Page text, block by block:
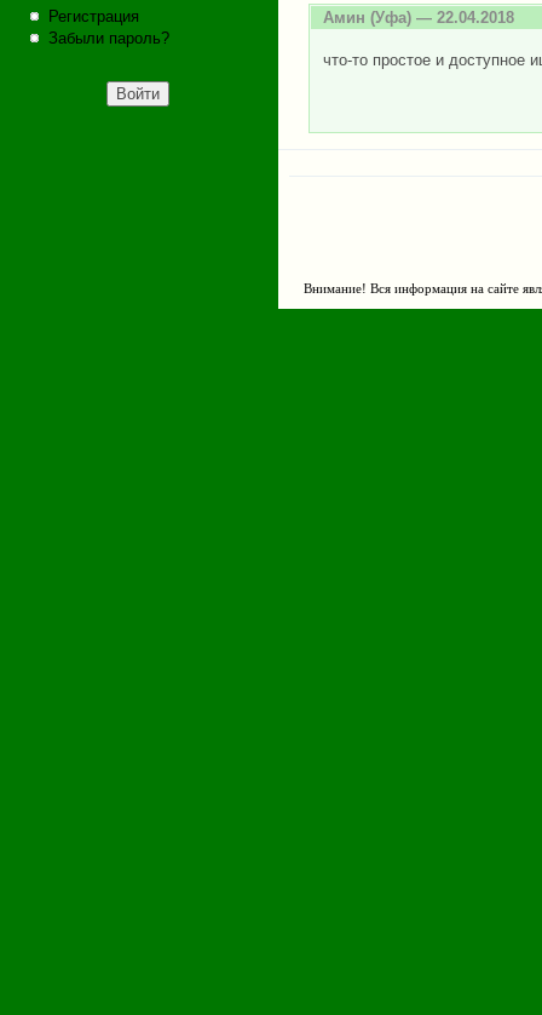
Регистрация
Забыли пароль?
Амин (Уфа) — 22.04.2018
что-то простое и доступное
Внимание! Вся информация на сайте